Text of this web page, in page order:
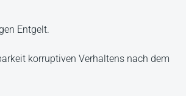
Entgelt.
korruptiven Verhaltens nach dem